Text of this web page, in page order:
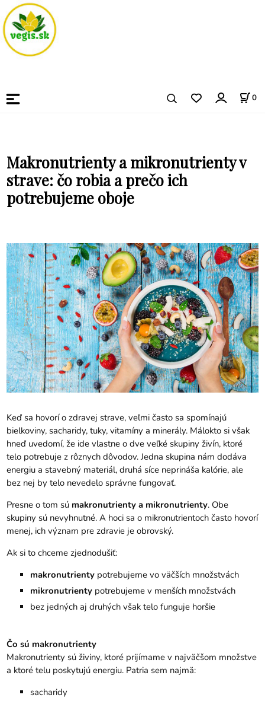
0
Makronutrienty a mikronutrienty v
strave: čo robia a prečo ich
potrebujeme oboje
Keď sa hovorí o zdravej strave, veľmi často sa spomínajú
bielkoviny, sacharidy, tuky, vitamíny a minerály. Málokto si však
hneď uvedomí, že ide vlastne o dve veľké skupiny živín, ktoré
telo potrebuje z rôznych dôvodov. Jedna skupina nám dodáva
energiu a stavebný materiál, druhá síce neprináša kalórie, ale
bez nej by telo nevedelo správne fungovať.
Presne o tom sú makronutrienty a mikronutrienty. Obe
skupiny sú nevyhnutné. A hoci sa o mikronutrientoch často hovorí
menej, ich význam pre zdravie je obrovský.
Ak si to chceme zjednodušiť:
makronutrienty potrebujeme vo väčších množstvách
mikronutrienty potrebujeme v menších množstvách
bez jedných aj druhých však telo funguje horšie
Čo sú makronutrienty
Makronutrienty sú živiny, ktoré prijímame v najväčšom množstve
a ktoré telu poskytujú energiu. Patria sem najmä:
sacharidy